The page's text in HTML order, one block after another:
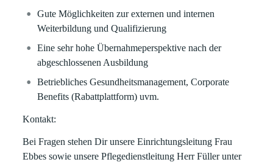
Gute Möglichkeiten zur externen und internen
Weiterbildung und Qualifizierung
Eine sehr hohe Übernahmeperspektive nach der
abgeschlossenen Ausbildung
Betriebliches Gesundheitsmanagement, Corporate
Benefits (Rabattplattform) uvm.
Kontakt:
Bei Fragen stehen Dir unsere Einrichtungsleitung Frau
Ebbes sowie unsere Pflegedienstleitung Herr Füller unter